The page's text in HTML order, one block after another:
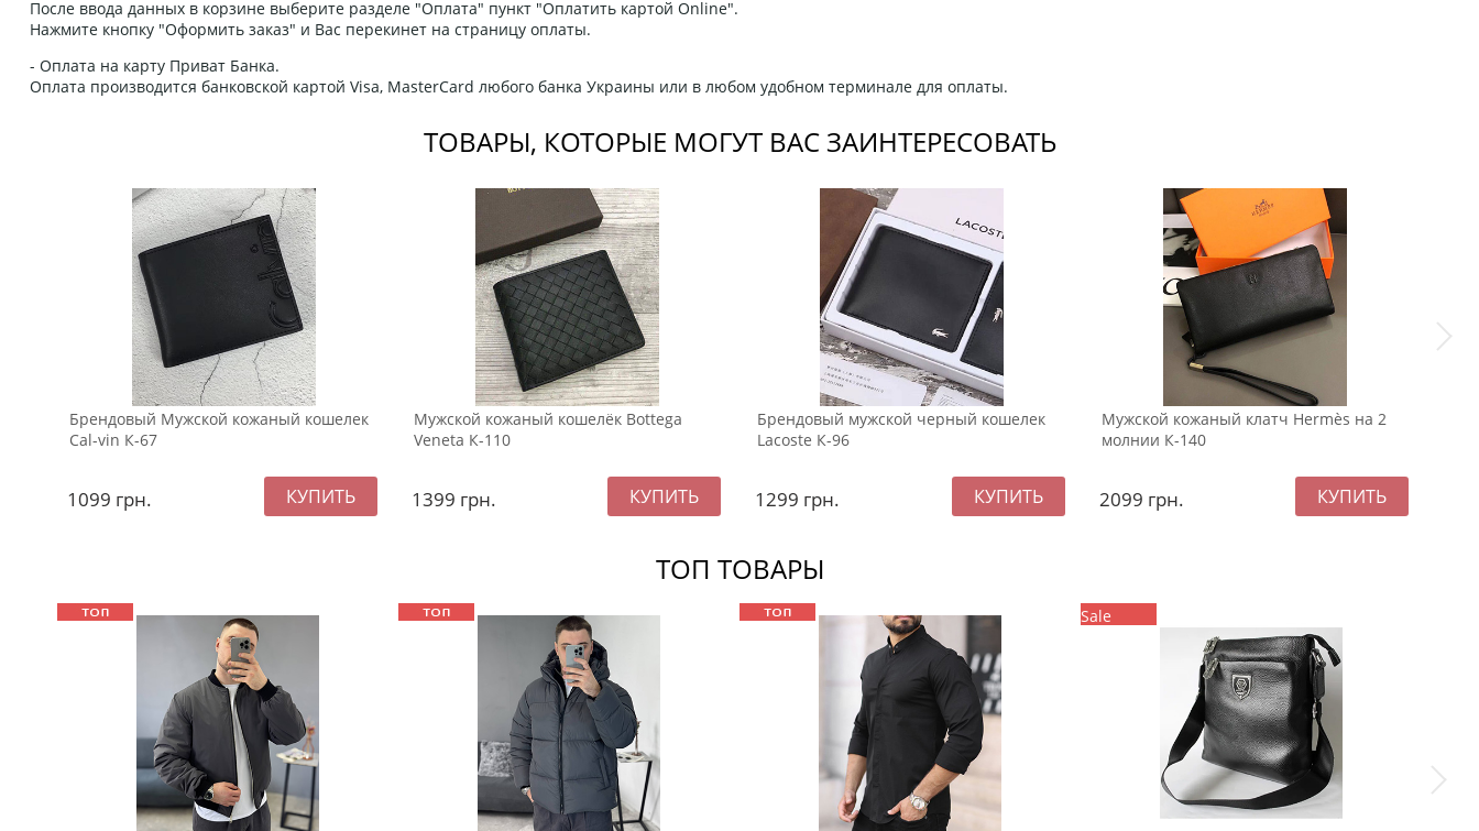
После ввода данных в корзине выберите разделе "Оплата" пункт "Оплатить картой Online".
Нажмите кнопку "Оформить заказ" и Вас перекинет на страницу оплаты.
- Оплата на карту Приват Банка.
Оплата производится банковской картой Visa, MasterCard любого банка Украины или в любом удобном терминале для оплаты.
ТОВАРЫ, КОТОРЫЕ МОГУТ ВАС ЗАИНТЕРЕСОВАТЬ
Брендовый Мужской кожаный кошелек
Cal-vin К-67
1099 грн.
Мужской кожаный кошелёк Bottega
Veneta К-110
1399 грн.
Брендовый мужской черный кошелек
Lacoste К-96
1299 грн.
Мужской кожаный клатч Hermès на 2
молнии К-140
2099 грн.
ТОП ТОВАРЫ
Sale